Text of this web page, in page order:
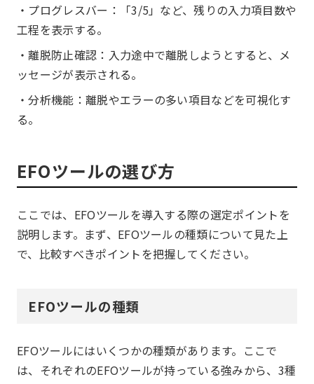
・プログレスバー：「3/5」など、残りの入力項目数や
工程を表示する。
・離脱防止確認：入力途中で離脱しようとすると、メ
ッセージが表示される。
・分析機能：離脱やエラーの多い項目などを可視化す
る。
EFOツールの選び方
ここでは、EFOツールを導入する際の選定ポイントを
説明します。まず、EFOツールの種類について見た上
で、比較すべきポイントを把握してください。
EFOツールの種類
EFOツールにはいくつかの種類があります。ここで
は、それぞれのEFOツールが持っている強みから、3種